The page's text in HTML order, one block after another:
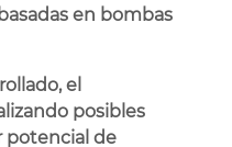
en bombas
el
posibles
potencial de